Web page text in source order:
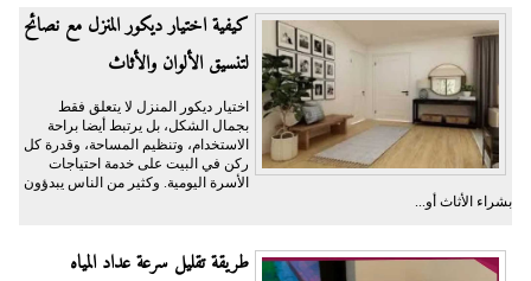
كيفية اختيار ديكور المنزل مع نصائح
لتنسيق الألوان والأثاث
اختيار ديكور المنزل لا يتعلق فقط
بجمال الشكل، بل يرتبط أيضا براحة
الاستخدام، وتنظيم المساحة، وقدرة كل
ركن في البيت على خدمة احتياجات
الأسرة اليومية. وكثير من الناس يبدؤون
بشراء الأثاث أو...
طريقة تقليل سرعة عداد المياه